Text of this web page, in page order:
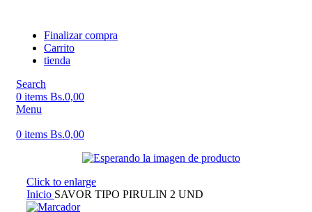
Finalizar compra
Carrito
tienda
Search
0 items Bs.0,00
Menu
0 items Bs.0,00
Click to enlarge
Inicio SAVOR TIPO PIRULIN 2 UND